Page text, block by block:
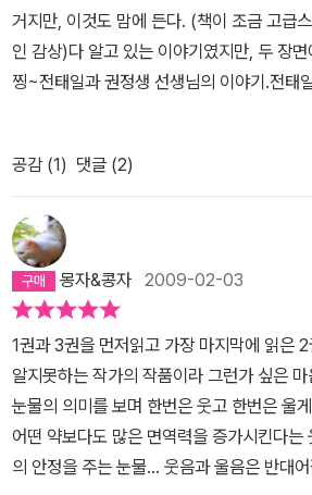
으로 대표되는 현재 본인이 가진 것에 손해
하지만, 다들 겁을 내지 않았으면 좋겠다. 그
회에 희망이 있다. 자. 눈에 보이는 것부터
나 탈자가 곳곳에 보인다. 내가 가진 책이
수정이 되어 있을련지 모르겠지만, 139페이
예요는 이에요의 준말이기 때문이다. 읽을
띄는게 2~3군데 더 있었는데, 읽을 때 체크
있는지 다시 찾기가 어렵네요; 다시 처음부터
인 분석도 있다.-187쪽이정우 경북대 경제
권이 독재는 했지만 경제는 잘했다’는 말들
제성장률 수치만 보고 오해하는 것이다. 독재정권이 한 경제성장이란
결국 개발주의/토건국가의 입장에서 전국
수치로 생색을 낸 것일 뿐‘이라고 지적하기
인에게 교통증을 발급하여 모든 교통수단을
하지 않는 한 저소득층이 많은 장애인들에
다. 일반 택시요금의 35% 정도로 이용할 수 있는 장애인콜택시는 3
0분~1시간을 기다려야 겨우 이용할 수 있는
10시까지만 운행된다. 실제로 자가용을 구입하여 직접 이동문제를
해결하고 있는 장애인은 전체의 35.5%에
의미의 평등은 모든 이에게 동일한 기회를
지만, 적극적 평등은 ‘결과의 평등’을 실현하
괴할 수도 있다는 개념이다. 당연히 공동체구성원들 중에는 이러한
면 수면위로 떠오르는 것인지도 모른다. 모
자신이 하는 것이니..그리고 이 책속에서 자
다..
거지만, 이것도 맘에 든다. (책이 조금 고급
인 감상)다 알고 있는 이야기였지만, 두 장
찡~전태일과 권정생 선생님의 이야기.전태
절로 타임머신을 타고 돌아가게 만든 글 하
에 있을까요?아직도 그곳에서 기다리고 있
개구쟁이 친구들이공처럼 튀어나오며환하
집애들이 작은 발을 폴짝대며 고무줄놀이를
한가롭게 노닐던 그곳 '학교 댕겨오냐?' 항상
을 했던구멍가게 할머니 엉킨 전선줄만큼이
면늦도록 들어오지 않는 아이들을 부르는엄
어린 시절이 파노라마처럼 펼쳐진다. 그 때
난다. 나 어릴 적 하루 종일 뛰어놀았다 이
부러운 눈으로 '좋겠다.'한다.'아이들은 놀기
한 편해문님의 말처럼 노는 것은 아이들의
놀지 못해 많이 아프다. (이 말에 대해 나도
공감 (1) 댓글 (2)
몽자&콩자 2009-02-03
1권과 3권을 먼저읽고 가장 마지막에 읽은
알지못하는 작가의 작품이라 그런가 싶은
눈물의 의미를 보며 한번은 웃고 한번은 울
어떤 약보다도 많은 면역력을 증가시킨다는
의 안정을 주는 눈물... 웃음과 울음은 반대